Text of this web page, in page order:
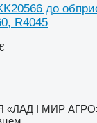
до
R4045
«ЛАД І МИР